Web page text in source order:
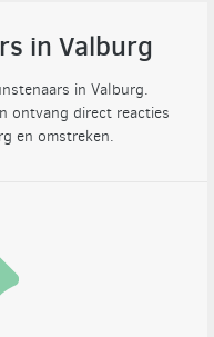
in Valburg
in Valburg.
ontvang direct reacties
en omstreken.